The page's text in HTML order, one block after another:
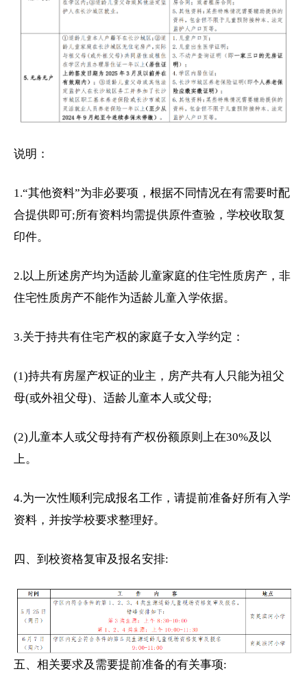
说明：
1.“其他资料”为非必要项，根据不同情况在有需要时配
合提供即可;所有资料均需提供原件查验，学校收取复
印件。
2.以上所述房产均为适龄儿童家庭的住宅性质房产，非
住宅性质房产不能作为适龄儿童入学依据。
3.关于持共有住宅产权的家庭子女入学约定：
(1)持共有房屋产权证的业主，房产共有人只能为祖父
母(或外祖父母)、适龄儿童本人或父母;
(2)儿童本人或父母持有产权份额原则上在30%及以
上。
4.为一次性顺利完成报名工作，请提前准备好所有入学
资料，并按学校要求整理好。
四、到校资格复审及报名安排:
五、相关要求及需要提前准备的有关事项: